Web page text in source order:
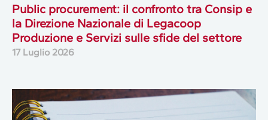
Public procurement: il confronto tra Consip e
la Direzione Nazionale di Legacoop
Produzione e Servizi sulle sfide del settore
17 Luglio 2026